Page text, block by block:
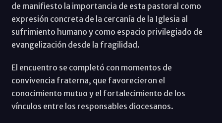
de manifiesto la importancia de esta pastoral como
expresión concreta de la cercanía de la Iglesia al
sufrimiento humano y como espacio privilegiado de
evangelización desde la fragilidad.
El encuentro se completó con momentos de
convivencia fraterna, que favorecieron el
conocimiento mutuo y el fortalecimiento de los
vínculos entre los responsables diocesanos.